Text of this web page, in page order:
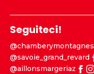
Seguiteci!
@chamberymontagnes
@savoie_grand_revard
@aillonsmargeriaz